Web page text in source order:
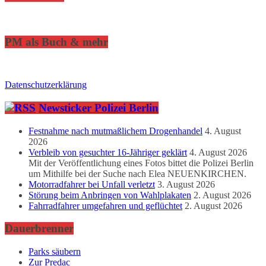
PM als Buch & mehr
Datenschutzerklärung
Newsticker Polizei Berlin
Festnahme nach mutmaßlichem Drogenhandel 4. August
2026
Verbleib von gesuchter 16-Jähriger geklärt 4. August 2026
Mit der Veröffentlichung eines Fotos bittet die Polizei Berlin
um Mithilfe bei der Suche nach Elea NEUENKIRCHEN.
Motorradfahrer bei Unfall verletzt 3. August 2026
Störung beim Anbringen von Wahlplakaten 2. August 2026
Fahrradfahrer umgefahren und geflüchtet 2. August 2026
Dauerbrenner
Parks säubern
Zur Predac